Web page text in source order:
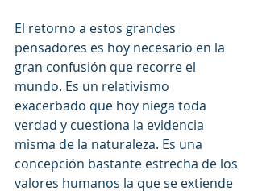
El retorno a estos grandes
pensadores es hoy necesario en la
gran confusión que recorre el
mundo. Es un relativismo
exacerbado que hoy niega toda
verdad y cuestiona la evidencia
misma de la naturaleza. Es una
concepción bastante estrecha de los
valores humanos la que se extiende